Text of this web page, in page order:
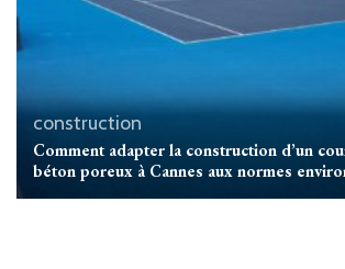
construction
Comment adapter la construction d’un
béton poreux à Cannes aux normes